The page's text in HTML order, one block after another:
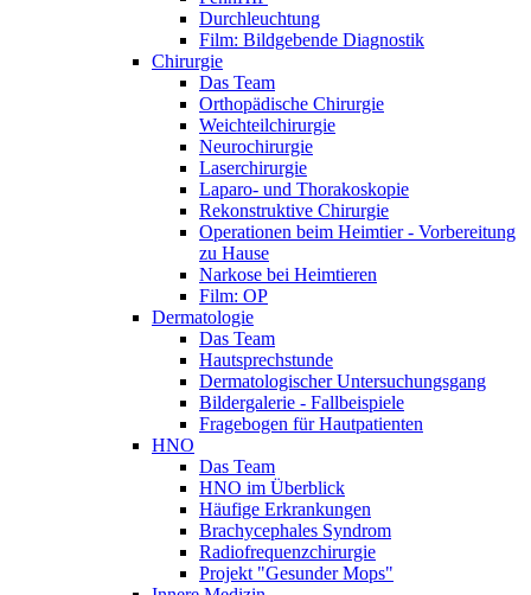
Durchleuchtung
Film: Bildgebende Diagnostik
Chirurgie
Das Team
Orthopädische Chirurgie
Weichteilchirurgie
Neurochirurgie
Laserchirurgie
Laparo- und Thorakoskopie
Rekonstruktive Chirurgie
Operationen beim Heimtier - Vorbereitung
zu Hause
Narkose bei Heimtieren
Film: OP
Dermatologie
Das Team
Hautsprechstunde
Dermatologischer Untersuchungsgang
Bildergalerie - Fallbeispiele
Fragebogen für Hautpatienten
HNO
Das Team
HNO im Überblick
Häufige Erkrankungen
Brachycephales Syndrom
Radiofrequenzchirurgie
Projekt "Gesunder Mops"